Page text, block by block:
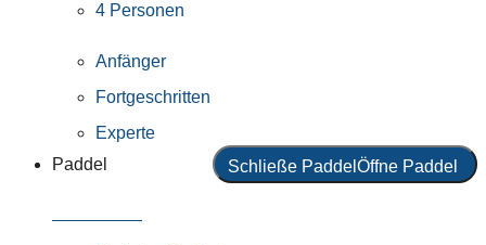
4 Personen
Anfänger
Fortgeschritten
Experte
Paddel
Schließe Paddel Öffne Paddel